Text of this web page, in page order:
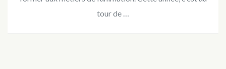
tour de …